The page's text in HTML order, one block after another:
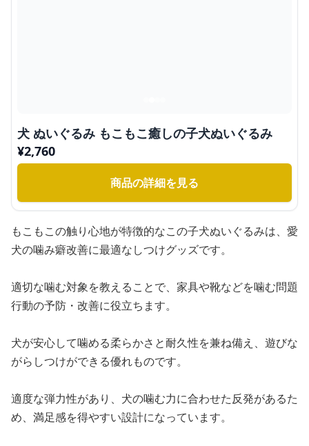
犬 ぬいぐるみ もこもこ癒しの子犬ぬいぐるみ
¥2,760
商品の詳細を見る
もこもこの触り心地が特徴的なこの子犬ぬいぐるみは、愛
犬の噛み癖改善に最適なしつけグッズです。
適切な噛む対象を教えることで、家具や靴などを噛む問題
行動の予防・改善に役立ちます。
犬が安心して噛める柔らかさと耐久性を兼ね備え、遊びな
がらしつけができる優れものです。
適度な弾力性があり、犬の噛む力に合わせた反発があるた
め、満足感を得やすい設計になっています。